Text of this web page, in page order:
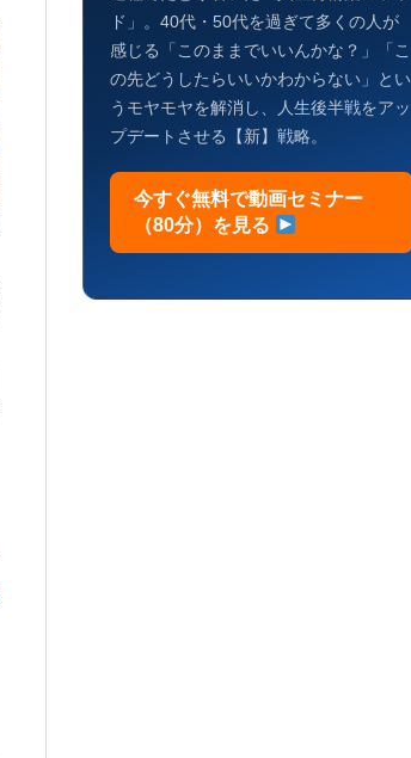
ド」。40代・50代を過ぎて多くの人が
感じる「このままでいいんかな？」「こ
の先どうしたらいいかわからない」とい
うモヤモヤを解消し、人生後半戦をアッ
プデートさせる【新】戦略。
今すぐ無料で動画セミナー
（80分）を見る